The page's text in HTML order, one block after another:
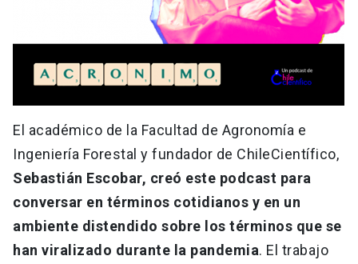
El académico de la Facultad de Agronomía e
Ingeniería Forestal y fundador de ChileCientífico,
Sebastián Escobar, creó este podcast para
conversar en términos cotidianos y en un
ambiente distendido sobre los términos que se
han viralizado durante la pandemia. El trabajo